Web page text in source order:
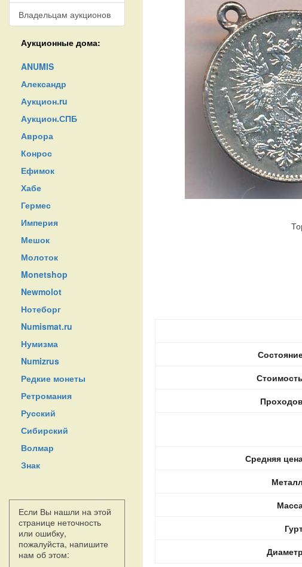
Владельцам аукционов
Аукционные дома:
ANUMIS
Александр
Аукцион.ru
Аукцион.СПБ
Аврора
Конрос
Ефимок
Хабе
Гермес
Империя
Мешок
Молоток
Monetshop
Newmolot
Нотеборг
Numismat.ru
Нумизма
Numizrus
Редкие монеты
Ретромания
Русский
Сибирский
Волмар
Знак
Если Вы нашли на этой
странице неточность
или ошибку,
пожалуйста, напишите
нам об этом:
Средняя